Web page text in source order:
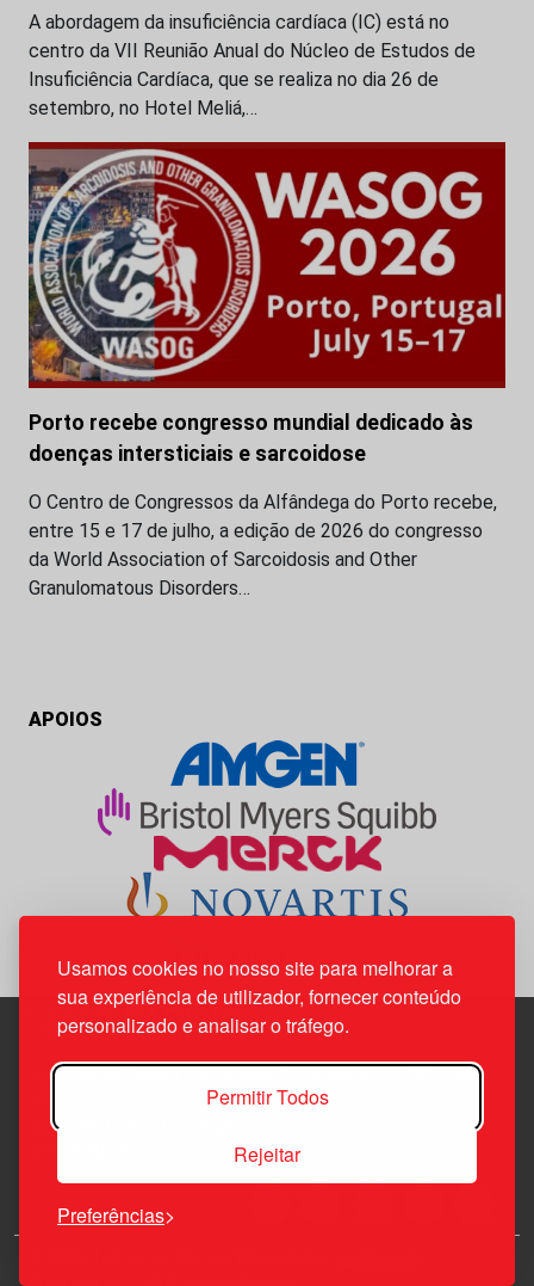
Usamos cookies no nosso site para melhorar a
sua experiência de utilizador, fornecer conteúdo
personalizado e analisar o tráfego.
Permitir Todos
Rejeitar
Preferências
A abordagem da insuficiência cardíaca (IC) está no
centro da VII Reunião Anual do Núcleo de Estudos de
Insuficiência Cardíaca, que se realiza no dia 26 de
setembro, no Hotel Meliá,…
Porto recebe congresso mundial dedicado às
doenças intersticiais e sarcoidose
O Centro de Congressos da Alfândega do Porto recebe,
entre 15 e 17 de julho, a edição de 2026 do congresso
da World Association of Sarcoidosis and Other
Granulomatous Disorders…
APOIOS
Edif. Lisboa Oriente | Av. Infante D. Henrique, n.º 333H, esc.
1800-282 Lisboa | Portugal